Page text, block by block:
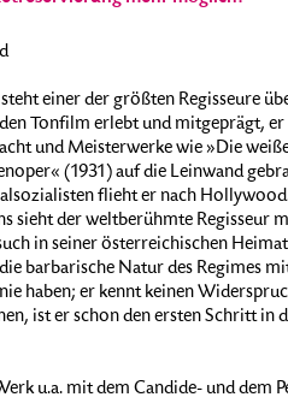
einer der größten Regisseure
Tonfilm erlebt und mitgeprägt,
und Meisterwerke wie »Die
(1931) auf die Leinwand
flieht er nach
sieht der weltberühmte Regisseur
in seiner österreichischen
barbarische Natur des Regimes
haben; er kennt keinen
ist er schon den ersten Schritt in
u.a. mit dem Candide- und dem